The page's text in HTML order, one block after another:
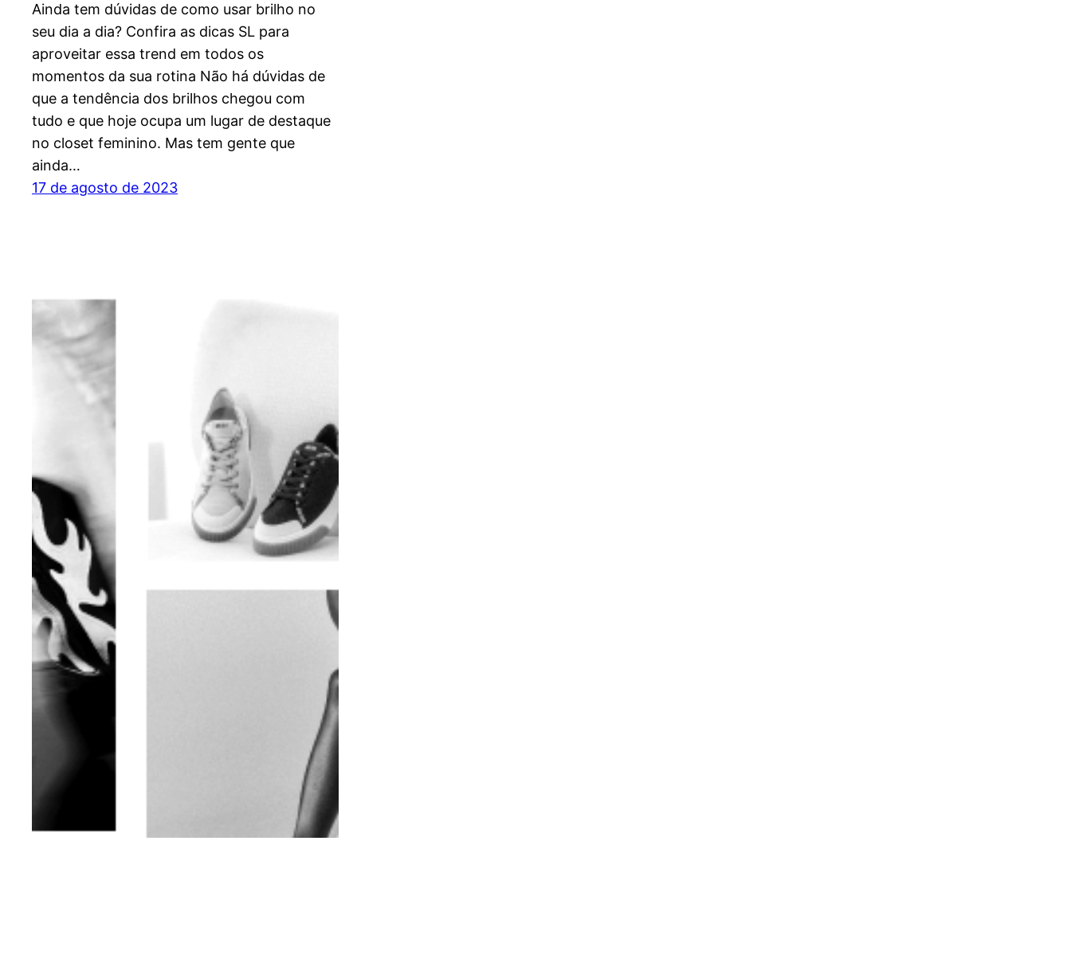
Ainda tem dúvidas de como usar brilho no
seu dia a dia? Confira as dicas SL para
aproveitar essa trend em todos os
momentos da sua rotina Não há dúvidas de
que a tendência dos brilhos chegou com
tudo e que hoje ocupa um lugar de destaque
no closet feminino. Mas tem gente que
ainda…
17 de agosto de 2023